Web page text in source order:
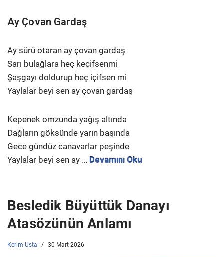
Ay Çovan Gardaş
Ay sürü otaran ay çovan gardaş
Sarı bulağlara heç keçifsenmi
Şaşgayı doldurup heç içifsen mi
Yaylalar beyi sen ay çovan gardaş
Kepenek omzunda yağış altında
Dağların göksünde yarın başında
Gece gündüz canavarlar peşinde
Yaylalar beyi sen ay … Devamını Oku
Besledik Büyüttük Danayı
Atasözünün Anlamı
Kerim Usta 30 Mart 2026